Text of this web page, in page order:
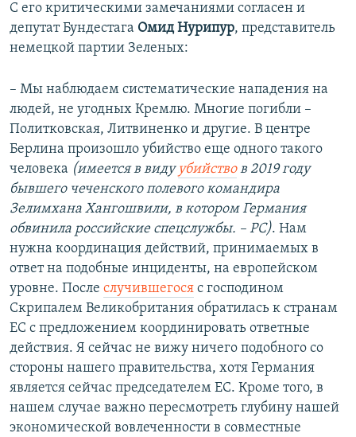
С его критическими замечаниями согласен и
депутат Бундестага Омид Нурипур, представитель
немецкой партии Зеленых:
– Мы наблюдаем систематические нападения на
людей, не угодных Кремлю. Многие погибли –
Политковская, Литвиненко и другие. В центре
Берлина произошло убийство еще одного такого
человека (имеется в виду убийствов 2019 году
бывшего чеченского полевого командира
Зелимхана Хангошвили, в котором Германия
обвинила российские спецслужбы. – РС). Нам
нужна координация действий, принимаемых в
ответ на подобные инциденты, на европейском
уровне. После случившегося с господином
Скрипалем Великобритания обратилась к странам
ЕС с предложением координировать ответные
действия. Я сейчас не вижу ничего подобного со
стороны нашего правительства, хотя Германия
является сейчас председателем ЕС. Кроме того, в
нашем случае важно пересмотреть глубину нашей
экономической вовлеченности в совместные